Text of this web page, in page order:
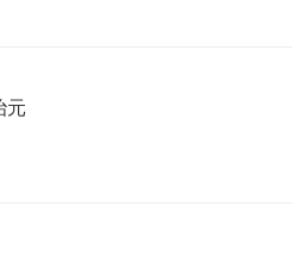
元